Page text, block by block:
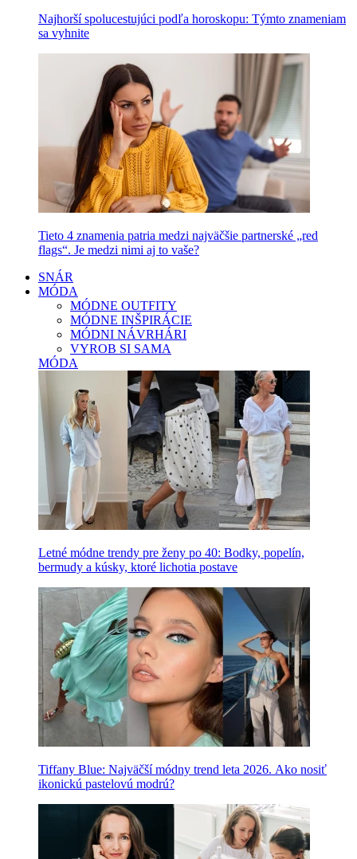
Najhorší spolucestujúci podľa horoskopu: Týmto znameniam
sa vyhnite
Tieto 4 znamenia patria medzi najväčšie partnerské „red
flags“. Je medzi nimi aj to vaše?
SNÁR
MÓDA
MÓDNE OUTFITY
MÓDNE INŠPIRÁCIE
MÓDNI NÁVRHÁRI
VYROB SI SAMA
MÓDA
Letné módne trendy pre ženy po 40: Bodky, popelín,
bermudy a kúsky, ktoré lichotia postave
Tiffany Blue: Najväčší módny trend leta 2026. Ako nosiť
ikonickú pastelovú modrú?